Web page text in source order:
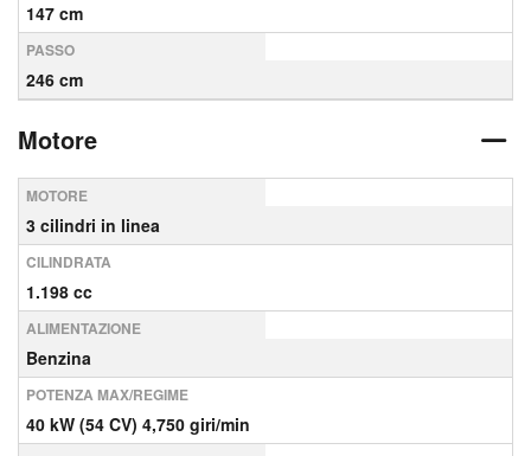
147 cm
PASSO
246 cm
Motore
MOTORE
3 cilindri in linea
CILINDRATA
1.198 cc
ALIMENTAZIONE
Benzina
POTENZA MAX/REGIME
40 kW (54 CV) 4,750 giri/min